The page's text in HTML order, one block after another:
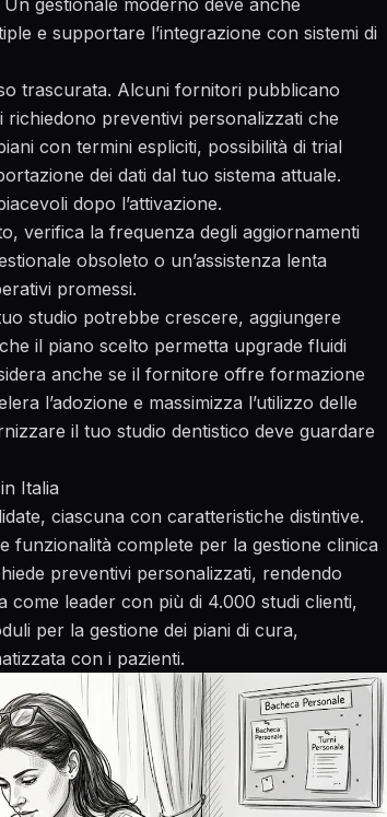
gestionale moderno deve anche
e supportare l’integrazione con sistemi di
trascurata. Alcuni fornitori pubblicano
preventivi personalizzati che
con termini espliciti, possibilità di trial
dei dati dal tuo sistema attuale.
dopo l’attivazione.
verifica la frequenza degli aggiornamenti
obsoleto o un’assistenza lenta
promessi.
studio potrebbe crescere, aggiungere
il piano scelto permetta upgrade fluidi
anche se il fornitore offre formazione
l’adozione e massimizza l’utilizzo delle
il tuo studio dentistico deve guardare
Italia
ciascuna con caratteristiche distintive.
complete per la gestione clinica
preventivi personalizzati, rendendo
come leader con più di 4.000 studi clienti,
per la gestione dei piani di cura,
con i pazienti.